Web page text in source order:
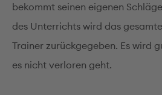
bekommt seinen eigenen
des Unterrichts wird das
Trainer zurückgegeben. Es wird
es nicht verloren geht.